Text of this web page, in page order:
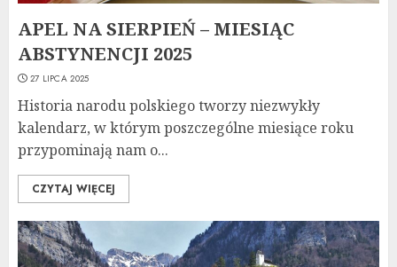
APEL NA SIERPIEŃ – MIESIĄC
ABSTYNENCJI 2025
27 LIPCA 2025
Historia narodu polskiego tworzy niezwykły
kalendarz, w którym poszczególne miesiące roku
przypominają nam o...
CZYTAJ WIĘCEJ